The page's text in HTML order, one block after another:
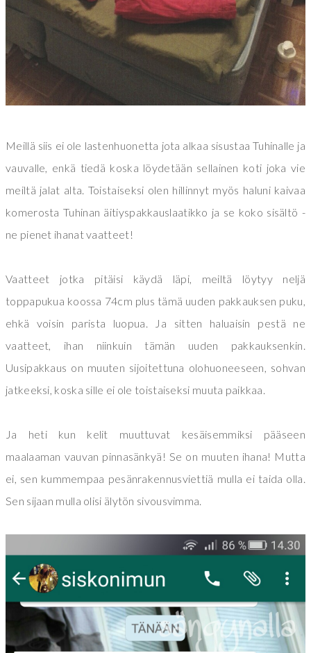
Meillä siis ei ole lastenhuonetta jota alkaa sisustaa Tuhinalle ja
vauvalle, enkä tiedä koska löydetään sellainen koti joka vie
meiltä jalat alta. Toistaiseksi olen hillinnyt myös haluni kaivaa
komerosta Tuhinan äitiyspakkauslaatikko ja se koko sisältö -
ne pienet ihanat vaatteet!
Vaatteet jotka pitäisi käydä läpi, meiltä löytyy neljä
toppapukua koossa 74cm plus tämä uuden pakkauksen puku,
ehkä voisin parista luopua. Ja sitten haluaisin pestä ne
vaatteet, ihan niinkuin tämän uuden pakkauksenkin.
Uusipakkaus on muuten sijoitettuna olohuoneeseen, sohvan
jatkeeksi, koska sille ei ole toistaiseksi muuta paikkaa.
Ja heti kun kelit muuttuvat kesäisemmiksi pääseen
maalaaman vauvan pinnasänkyä! Se on muuten ihana! Mutta
ei, sen kummempaa pesänrakennusviettiä mulla ei taida olla.
Sen sijaan mulla olisi älytön sivousvimma.